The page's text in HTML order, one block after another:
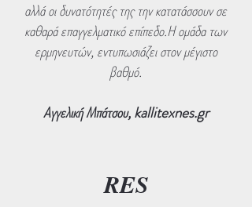
αλλά οι δυνατότητές της την κατατάσσουν σε
καθαρά επαγγελματικό επίπεδο.Η ομάδα των
ερμηνευτών, εντυπωσιάζει στον μέγιστο
βαθμό.
Αγγελική Μπάτσου, kallitexnes.gr
RES